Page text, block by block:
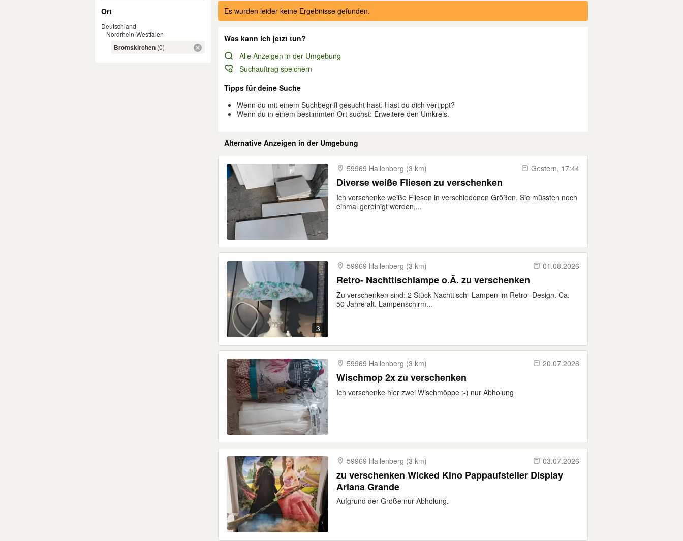
Ort
Deutschland
Nordrhein-Westfalen
Bromskirchen (0)
Ergebnisse
Es wurden leider keine Ergebnisse gefunden.
Was kann ich jetzt tun?
Alle Anzeigen in der Umgebung
Suchauftrag speichern
Tipps für deine Suche
Wenn du mit einem Suchbegriff gesucht hast: Hast du dich vertippt?
Wenn du in einem bestimmten Ort suchst: Erweitere den Umkreis.
Alternative Anzeigen in der Umgebung
59969 Hallenberg (3 km) Gestern, 17:44
Diverse weiße Fliesen zu verschenken
Ich verschenke weiße Fliesen in verschiedenen Größen. Sie müssten noch
einmal gereinigt werden,...
3
59969 Hallenberg (3 km) 01.08.2026
Retro- Nachttischlampe o.Ä. zu verschenken
Zu verschenken sind: 2 Stück Nachttisch- Lampen im Retro- Design. Ca.
50 Jahre alt. Lampenschirm...
59969 Hallenberg (3 km) 20.07.2026
Wischmop 2x zu verschenken
Ich verschenke hier zwei Wischmöppe :-) nur Abholung
59969 Hallenberg (3 km) 03.07.2026
zu verschenken Wicked Kino Pappaufsteller Display
Ariana Grande
Aufgrund der Größe nur Abholung.